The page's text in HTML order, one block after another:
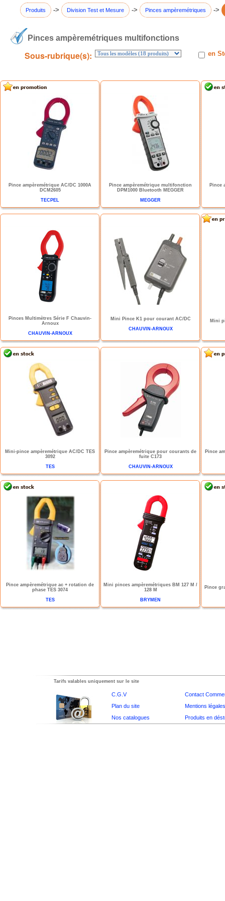
Produits -> Division Test et Mesure -> Pinces ampèremétriques ->
Pinces ampèremétriques multifonctions
Sous-rubrique(s): en
Pince ampèremétrique AC/DC 1000A
DCM2605
TECPEL
Pince ampèremétrique multifonction
DPM1000 Bluetooth MEGGER
MEGGER
Pince
Pinces Multimètres Série F Chauvin-
Arnoux
CHAUVIN-ARNOUX
Mini Pince K1 pour courant AC/DC
CHAUVIN-ARNOUX
Mini
Mini-pince ampèremétrique AC/DC TES
3092
TES
Pince ampèremétrique pour courants de
fuite C173
CHAUVIN-ARNOUX
Pince
Pince ampèremétrique ac + rotation de
phase TES 3074
TES
Mini pinces ampèremétriques BM 127 M /
128 M
BRYMEN
Pince
Tarifs valables uniquement sur le site
C.G.V
Contact
Plan du site
Mentions
Nos catalogues
Produits en